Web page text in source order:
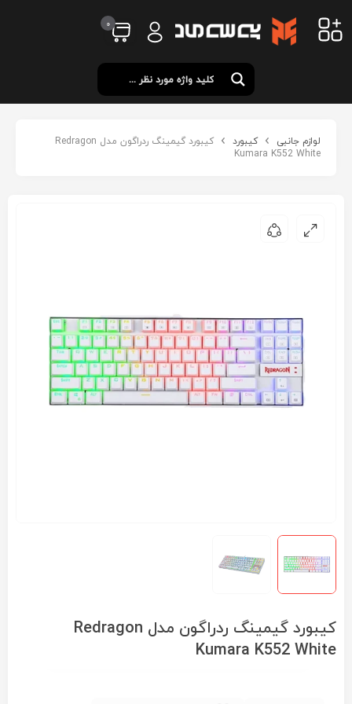
0
لوازم جانبی کیبورد
کیبورد گیمینگ ردراگون مدل Redragon
Kumara K552 White
کیبورد گیمینگ ردراگون مدل Redragon
Kumara K552 White